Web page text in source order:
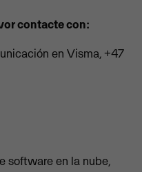
contacte con:
en Visma, +47
software en la nube,